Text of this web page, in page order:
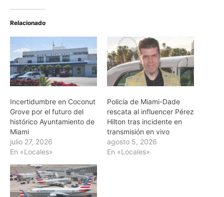
Relacionado
Incertidumbre en Coconut
Grove por el futuro del
histórico Ayuntamiento de
Miami
julio 27, 2026
En «Locales»
Policía de Miami-Dade
rescata al influencer Pérez
Hilton tras incidente en
transmisión en vivo
agosto 5, 2026
En «Locales»